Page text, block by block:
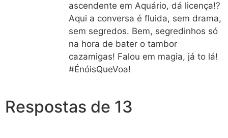
ascendente em Aquário, dá licença!?
Aqui a conversa é fluida, sem drama,
sem segredos. Bem, segredinhos só
na hora de bater o tambor
cazamigas! Falou em magia, já to lá!
#ÉnóisQueVoa!
Respostas de 13